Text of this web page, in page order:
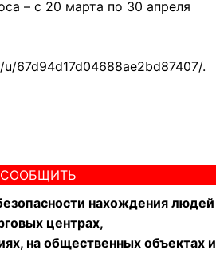
– с 20 марта по 30 апреля
67d94d17d04688ae2bd87407/.
СООБЩИТЬ
нахождения людей
центрах,
на общественных объектах и